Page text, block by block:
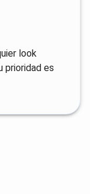
look
prioridad es